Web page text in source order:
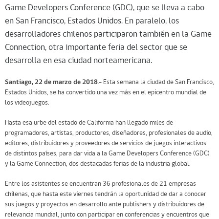
Game Developers Conference (GDC), que se lleva a cabo
en San Francisco, Estados Unidos. En paralelo, los
desarrolladores chilenos participaron también en la Game
Connection, otra importante feria del sector que se
desarrolla en esa ciudad norteamericana.
Santiago, 22 de marzo de 2018.- Esta semana la ciudad de San Francisco,
Estados Unidos, se ha convertido una vez más en el epicentro mundial de
los videojuegos.
Hasta esa urbe del estado de California han llegado miles de
programadores, artistas, productores, diseñadores, profesionales de audio,
editores, distribuidores y proveedores de servicios de juegos interactivos
de distintos países, para dar vida a la Game Developers Conference (GDC)
y la Game Connection, dos destacadas ferias de la industria global.
Entre los asistentes se encuentran 36 profesionales de 21 empresas
chilenas, que hasta este viernes tendrán la oportunidad de dar a conocer
sus juegos y proyectos en desarrollo ante publishers y distribuidores de
relevancia mundial, junto con participar en conferencias y encuentros que